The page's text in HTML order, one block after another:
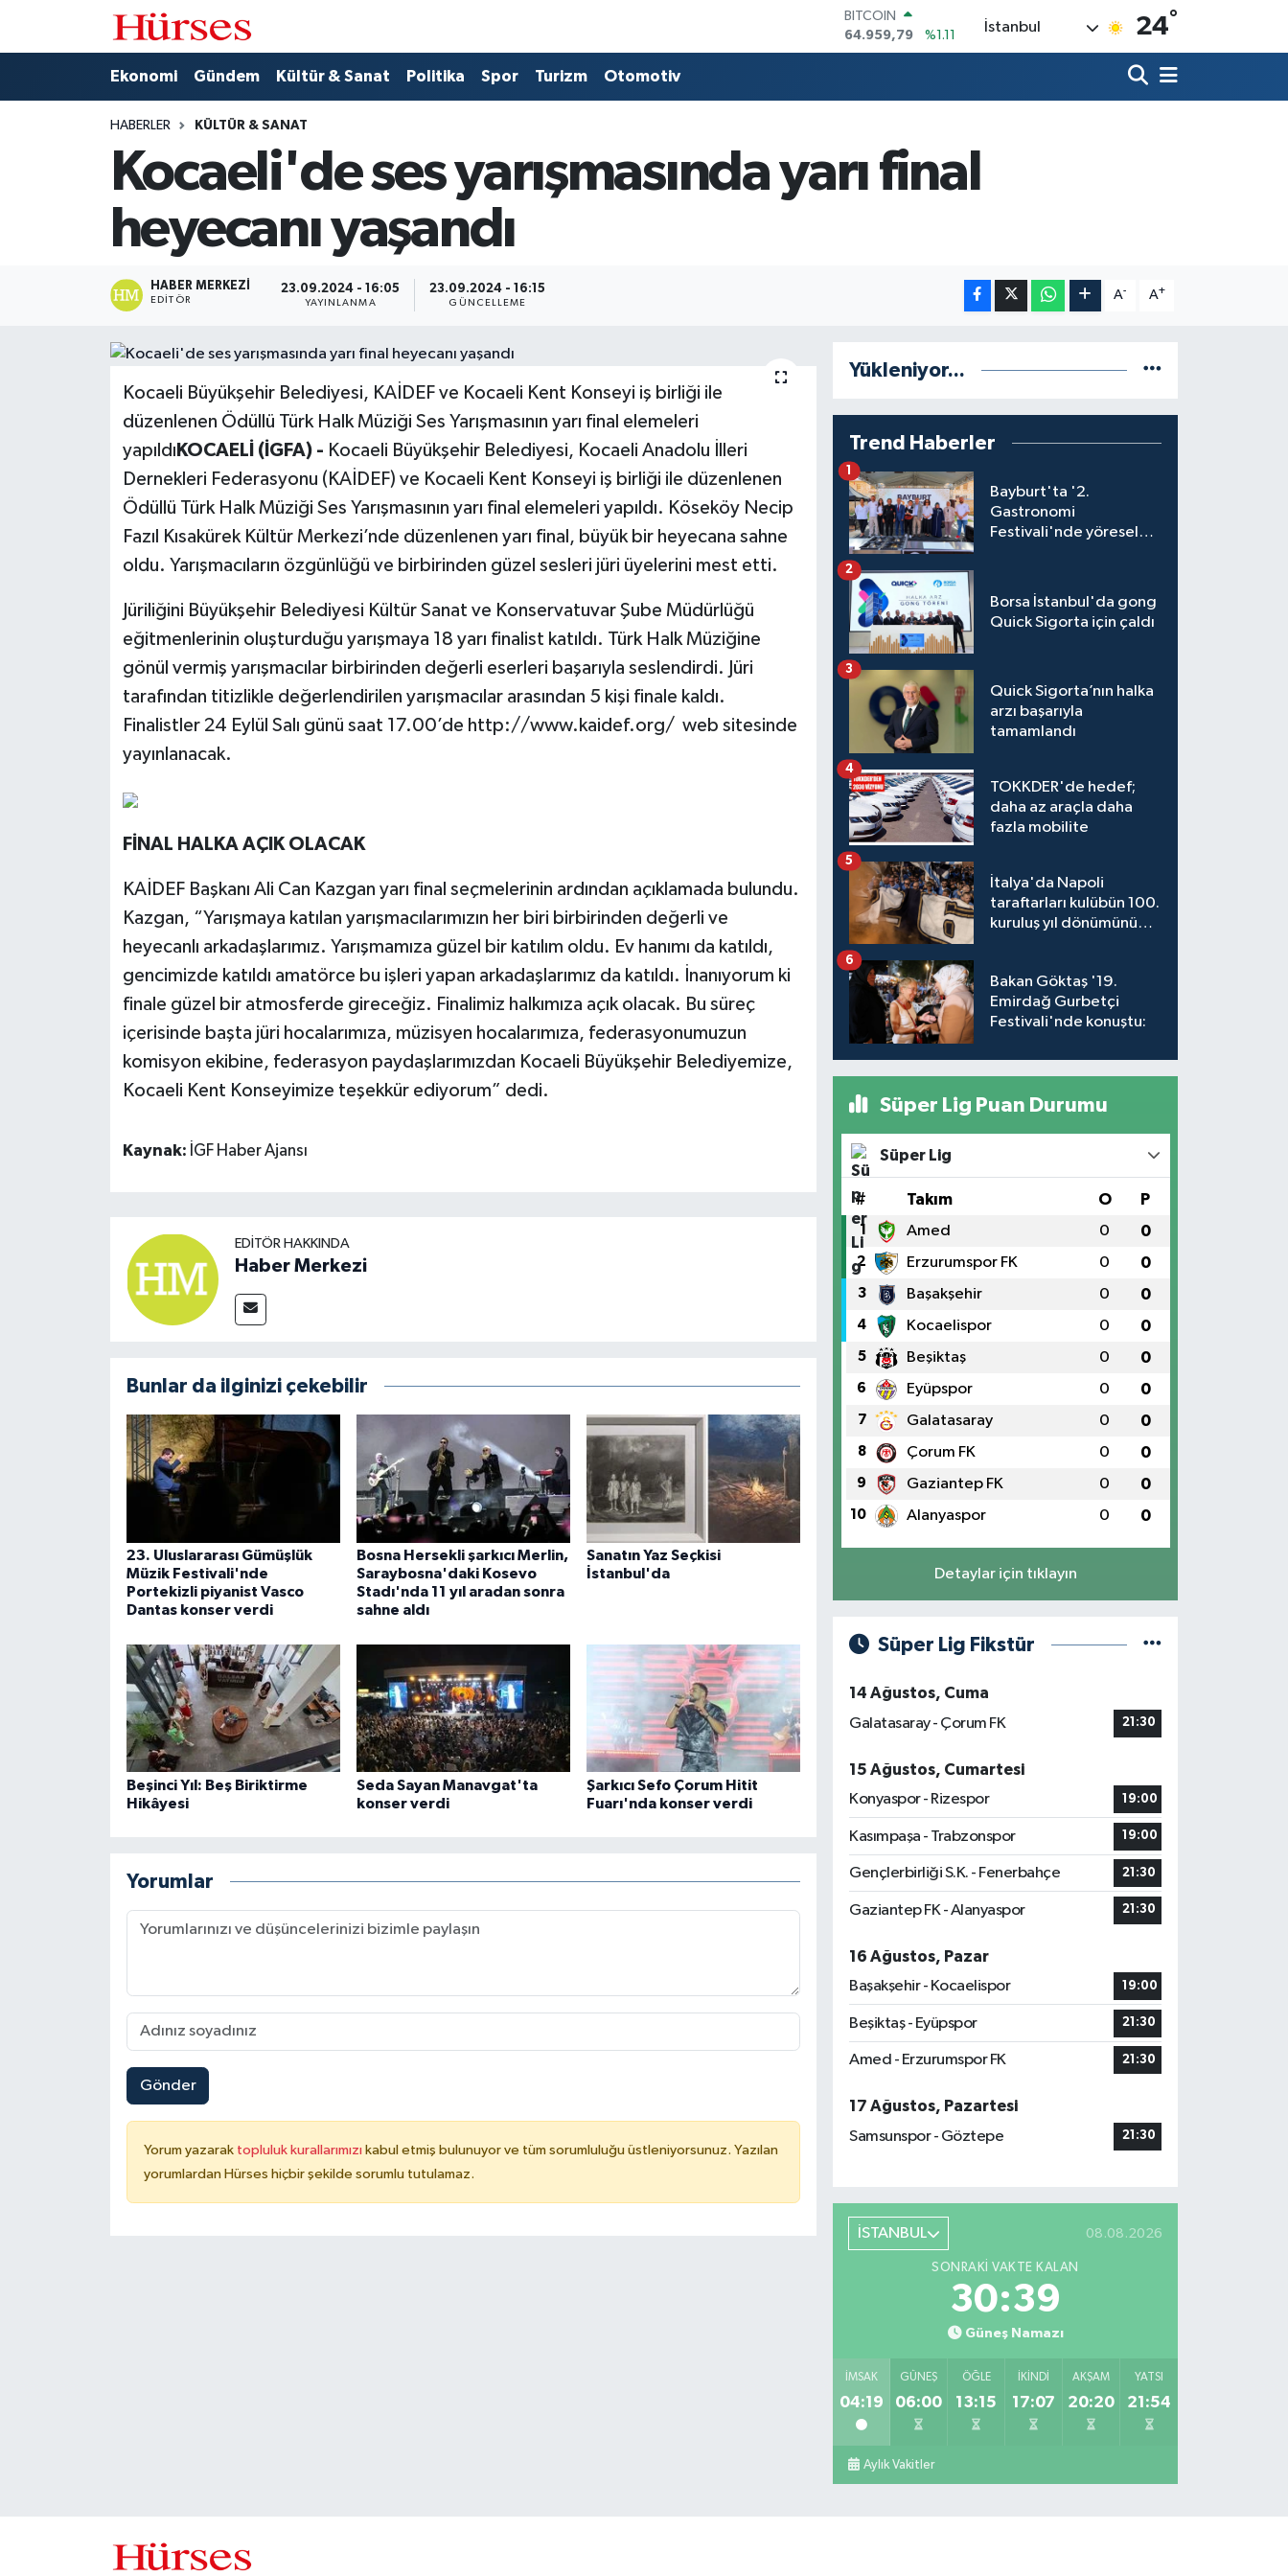
BITCOIN
64.959,79
%1.11
DOLAR
64,4811
%0.38
GRAM ALTIN
6660.55
%0.03
İstanbul 24°
Ekonomi Gündem Kültür & Sanat Politika Spor Turizm Otomotiv
HABERLER KÜLTÜR & SANAT
Kocaeli'de ses yarışmasında yarı final
heyecanı yaşandı
HABER MERKEZI
EDITÖR
23.09.2024 - 16:05
YAYINLANMA
23.09.2024 - 16:15
GÜNCELLEME
A- A+
Kocaeli Büyükşehir Belediyesi, KAİDEF ve Kocaeli Kent Konseyi iş birliği ile
düzenlenen Ödüllü Türk Halk Müziği Ses Yarışmasının yarı final elemeleri
yapıldı KOCAELİ (İGFA) - Kocaeli Büyükşehir Belediyesi, Kocaeli Anadolu İlleri
Dernekleri Federasyonu (KAİDEF) ve Kocaeli Kent Konseyi iş birliği ile düzenlenen
Ödüllü Türk Halk Müziği Ses Yarışmasının yarı final elemeleri yapıldı. Köseköy Necip
Fazıl Kısakürek Kültür Merkezi’nde düzenlenen yarı final, büyük bir heyecana sahne
oldu. Yarışmacıların özgünlüğü ve birbirinden güzel sesleri jüri üyelerini mest etti.
Jüriliğini Büyükşehir Belediyesi Kültür Sanat ve Konservatuvar Şube Müdürlüğü
eğitmenlerinin oluşturduğu yarışmaya 18 yarı finalist katıldı. Türk Halk Müziğine
gönül vermiş yarışmacılar birbirinden değerli eserleri başarıyla seslendirdi. Jüri
tarafından titizlikle değerlendirilen yarışmacılar arasından 5 kişi finale kaldı.
Finalistler 24 Eylül Salı günü saat 17.00’de http://www.kaidef.org/ web sitesinde
yayınlanacak.
FİNAL HALKA AÇIK OLACAK
KAİDEF Başkanı Ali Can Kazgan yarı final seçmelerinin ardından açıklamada bulundu.
Kazgan, “Yarışmaya katılan yarışmacılarımızın her biri birbirinden değerli ve
heyecanlı arkadaşlarımız. Yarışmamıza güzel bir katılım oldu. Ev hanımı da katıldı,
gencimizde katıldı amatörce bu işleri yapan arkadaşlarımız da katıldı. İnanıyorum ki
finale güzel bir atmosferde gireceğiz. Finalimiz halkımıza açık olacak. Bu süreç
içerisinde başta jüri hocalarımıza, müzisyen hocalarımıza, federasyonumuzun
komisyon ekibine, federasyon paydaşlarımızdan Kocaeli Büyükşehir Belediyemize,
Kocaeli Kent Konseyimize teşekkür ediyorum” dedi.
Kaynak: İGF Haber Ajansı
EDITÖR HAKKINDA
Haber Merkezi
Bunlar da ilginizi çekebilir
23. Uluslararası Gümüşlük
Müzik Festivali'nde
Portekizli piyanist Vasco
Dantas konser verdi
Bosna Hersekli şarkıcı Merlin,
Saraybosna'daki Kosevo
Stadı'nda 11 yıl aradan sonra
sahne aldı
Sanatın Yaz Seçkisi
İstanbul'da
Beşinci Yıl: Beş Biriktirme
Hikâyesi
Seda Sayan Manavgat'ta
konser verdi
Şarkıcı Sefo Çorum Hitit
Fuarı'nda konser verdi
Yorumlar
Gönder
Yorum yazarak topluluk kurallarımızı kabul etmiş bulunuyor ve tüm sorumluluğu üstleniyorsunuz. Yazılan
yorumlardan Hürses hiçbir şekilde sorumlu tutulamaz.
Yükleniyor...
Trend Haberler
Bayburt'ta '2.
Gastronomi
Festivali'nde yöresel
1
Borsa İstanbul'da gong
Quick Sigorta için çaldı
2
Quick Sigorta’nın halka
arzı başarıyla
tamamlandı
3
TOKKDER'de hedef;
daha az araçla daha
fazla mobilite
4
İtalya'da Napoli
taraftarları kulübün 100.
kuruluş yıl dönümünü
5
Bakan Göktaş '19.
Emirdağ Gurbetçi
Festivali'nde konuştu:
6
Süper Lig Puan Durumu
Süper Lig
# Takım O P
1 Amed 0 0
2 Erzurumspor FK 0 0
3 Başakşehir 0 0
4 Kocaelispor 0 0
5 Beşiktaş 0 0
6 Eyüpspor 0 0
7 Galatasaray 0 0
8 Çorum FK 0 0
9 Gaziantep FK 0 0
10 Alanyaspor 0 0
Detaylar için tıklayın
Süper Lig Fikstür
14 Ağustos, Cuma
Galatasaray - Çorum FK
21:30
15 Ağustos, Cumartesi
Konyaspor - Rizespor
19:00
Kasımpaşa - Trabzonspor 19:00
Gençlerbirliği S.K. - Fenerbahçe 21:30
Gaziantep FK - Alanyaspor 21:30
16 Ağustos, Pazar
Başakşehir - Kocaelispor
19:00
Beşiktaş - Eyüpspor 21:30
Amed - Erzurumspor FK 21:30
17 Ağustos, Pazartesi
Samsunspor - Göztepe
21:30
İSTANBUL 08.08.2026
SONRAKI VAKTE KALAN
30:39
Güneş Namazı
İMSAK
04:19
GÜNEŞ
06:00
ÖĞLE
13:15
İKINDI
17:07
AKŞAM
20:20
YATSI
21:54
Aylık Vakitler
Ekonomi
Gündem
Kültür & Sanat
Hava Durumu
Trafik Durumu
Süper Lig Puan Durumu ve Fikstür
Tüm Manşetler
Haber Arşivi